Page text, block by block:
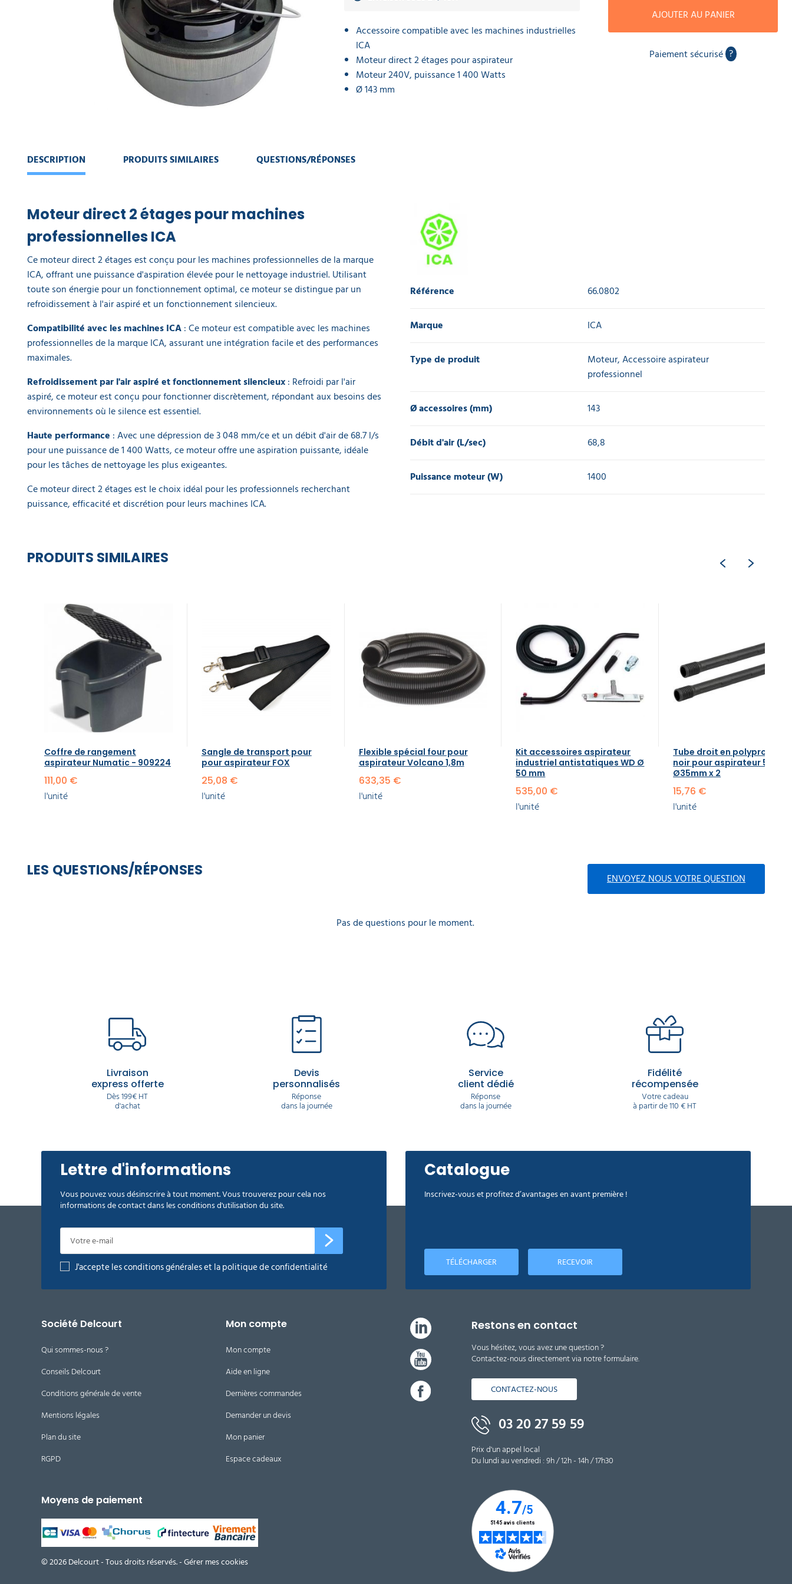
AMÉNAGEMENT
EXTÉRIEUR
DE
LA
TABLE
EQUIPEMENT
DE
PROTECTION
INDIVIDUELLE
GAMME
ÉCOLOGIQUE
Accessoire compatible avec les machines industrielles
ICA
Moteur direct 2 étages pour aspirateur
Moteur 240V, puissance 1 400 Watts
Ø 143 mm
AJOUTER AU PANIER
Paiement sécurisé ?
DESCRIPTION PRODUITS SIMILAIRES QUESTIONS/RÉPONSES
Moteur direct 2 étages pour machines
professionnelles ICA
Ce moteur direct 2 étages est conçu pour les machines professionnelles de la marque
ICA, offrant une puissance d'aspiration élevée pour le nettoyage industriel. Utilisant
toute son énergie pour un fonctionnement optimal, ce moteur se distingue par un
refroidissement à l'air aspiré et un fonctionnement silencieux.
Compatibilité avec les machines ICA: Ce moteur est compatible avec les machines
professionnelles de la marque ICA, assurant une intégration facile et des performances
maximales.
Refroidissement par l'air aspiré et fonctionnement silencieux: Refroidi par l'air
aspiré, ce moteur est conçu pour fonctionner discrètement, répondant aux besoins des
environnements où le silence est essentiel.
Haute performance : Avec une dépression de 3 048 mm/ce et un débit d'air de 68.7 l/s
pour une puissance de 1 400 Watts, ce moteur offre une aspiration puissante, idéale
pour les tâches de nettoyage les plus exigeantes.
Ce moteur direct 2 étages est le choix idéal pour les professionnels recherchant
puissance, efficacité et discrétion pour leurs machines ICA.
Référence 66.0802
Marque ICA
Type de produit
Moteur, Accessoire aspirateur
professionnel
Ø accessoires (mm) 143
Débit d'air (L/sec) 68,8
Puissance moteur (W) 1400
PRODUITS SIMILAIRES
Coffre de rangement
aspirateur Numatic - 909224
111,00 €
l'unité
Sangle de transport pour
pour aspirateur FOX
25,08 €
l'unité
Flexible spécial four pour
aspirateur Volcano 1,8m
633,35 €
l'unité
Kit accessoires aspirateur
industriel antistatiques WD Ø
50 mm
535,00 €
l'unité
Tube droit en
noir pour aspirateur 50cm
Ø35mm x 2
15,76 €
l'unité
LES QUESTIONS/RÉPONSES ENVOYEZ NOUS VOTRE QUESTION
Pas de questions pour le moment.
Livraison
express offerte
Dès 199€ HT
d'achat
Devis
personnalisés
Réponse
dans la journée
Service
client dédié
Réponse
dans la journée
Fidélité
récompensée
Votre cadeau
à partir de 110 € HT
Lettre d'informations
Vous pouvez vous désinscrire à tout moment. Vous trouverez pour cela nos
informations de contact dans les conditions d'utilisation du site.
J'accepte les conditions générales et la politique de confidentialité
Catalogue
Inscrivez-vous et profitez d’avantages en avant première !
TÉLÉCHARGER RECEVOIR
Société Delcourt
Qui sommes-nous ?
Conseils Delcourt
Conditions générale de vente
Mentions légales
Plan du site
RGPD
Mon compte
Mon compte
Aide en ligne
Dernières commandes
Demander un devis
Mon panier
Espace cadeaux
Restons en contact
Vous hésitez, vous avez une question ?
Contactez-nous directement via notre formulaire.
CONTACTEZ-NOUS
03 20 27 59 59
Prix d'un appel local
Du lundi au vendredi : 9h / 12h - 14h / 17h30
Moyens de paiement
© 2026 Delcourt - Tous droits réservés. -Gérer mes cookies